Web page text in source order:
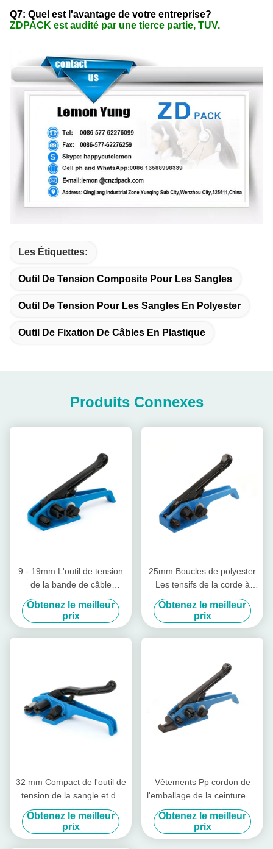
Q7: Quel est l'avantage de votre entreprise?
ZDPACK est audité par une tierce partie, TUV.
Les Étiquettes:
Outil De Tension Composite Pour Les Sangles
Outil De Tension Pour Les Sangles En Polyester
Outil De Fixation De Câbles En Plastique
Produits Connexes
9 - 19mm L'outil de tension
de la bande de câble
manuelle de l'acier de la
bande de tension avec
coupe
Obtenez le meilleur
prix
25mm Boucles de polyester
Les tensifs de la corde à
rayures de la raquette
Obtenez le meilleur
prix
32 mm Compact de l'outil de
tension de la sangle et de
l'outil de coupe de la sangle
40 mm Cord de la tension de
la sangle
Obtenez le meilleur
prix
Vêtements Pp cordon de
l'emballage de la ceinture de
tensionneur de nez de
canard Commodity manuel
de la ceinture de
Obtenez le meilleur
prix